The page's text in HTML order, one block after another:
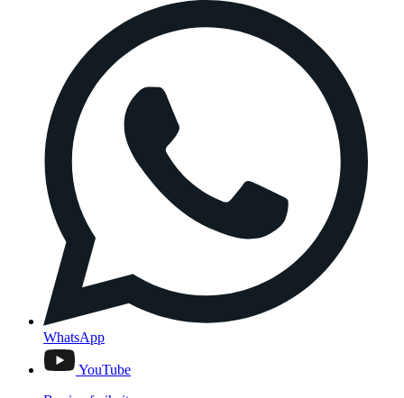
WhatsApp
YouTube